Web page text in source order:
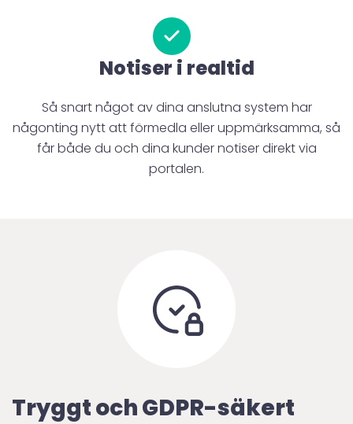
Notiser i realtid
Så snart något av dina anslutna system har
någonting nytt att förmedla eller uppmärksamma, så
får både du och dina kunder notiser direkt via
portalen.
Tryggt och GDPR-säkert